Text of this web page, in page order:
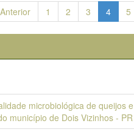
Anterior 1 2 3 4 5
microbiológica de queijos
município de Dois Vizinhos - PR